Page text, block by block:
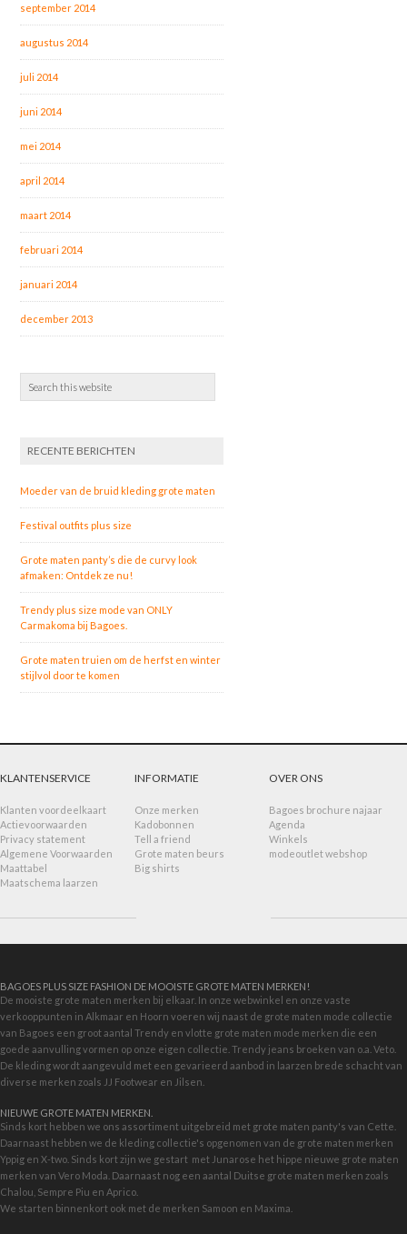
september 2014
augustus 2014
juli 2014
juni 2014
mei 2014
april 2014
maart 2014
februari 2014
januari 2014
december 2013
RECENTE BERICHTEN
Moeder van de bruid kleding grote maten
Festival outfits plus size
Grote maten panty’s die de curvy look
afmaken: Ontdek ze nu!
Trendy plus size mode van ONLY
Carmakoma bij Bagoes.
Grote maten truien om de herfst en winter
stijlvol door te komen
KLANTENSERVICE
Klanten voordeelkaart
Actievoorwaarden
Privacy statement
Algemene Voorwaarden
Maattabel
Maatschema laarzen
INFORMATIE
Onze merken
Kadobonnen
Tell a friend
Grote maten beurs
Big shirts
OVER ONS
Bagoes brochure najaar
Agenda
Winkels
modeoutlet webshop
BAGOES PLUS SIZE FASHION DE MOOISTE GROTE MATEN MERKEN!
De mooiste grote maten merken bij elkaar. In onze webwinkel en onze vaste
verkooppunten in Alkmaar en Hoorn voeren wij naast de grote maten mode collectie
van Bagoes een groot aantal Trendy en vlotte grote maten mode merken die een
goede aanvulling vormen op onze eigen collectie. Trendy jeans broeken van o.a. Veto.
De kleding wordt aangevuld met een gevarieerd aanbod in laarzen brede schachtvan
diverse merken zoals JJ Footwear en Jilsen.
NIEUWE GROTE MATEN MERKEN.
Sinds kort hebben we ons assortiment uitgebreid met grote maten panty's van Cette.
Daarnaast hebben we de kleding collectie's opgenomen van de grote maten merken
Yppig en X-two. Sinds kort zijn we gestart met Junarose het hippe nieuwe grote maten
merken van Vero Moda. Daarnaast nog een aantal Duitse grote maten merken zoals
Chalou, Sempre Piu en Aprico.
We starten binnenkort ook met de merken Samoon en Maxima.